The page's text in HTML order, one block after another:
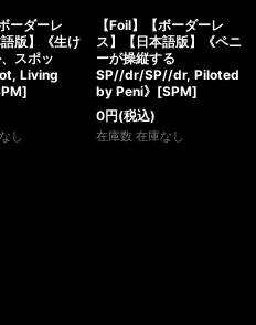
ーダーレ
版】《生け
スポッ
Living
し
【Foil】【ボーダーレ
ス】【日本語版】《ペニ
ーが操縦する
SP//dr/SP//dr, Piloted
by Peni》[SPM]
0円(税込)
在庫数 在庫なし